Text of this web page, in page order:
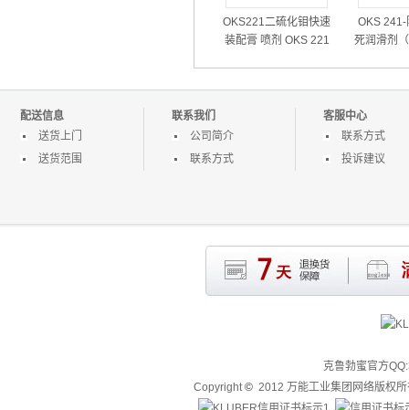
OKS221二硫化钼快速
装配膏 喷剂 OKS 221
OKS 241-
死润滑剂
配送信息
送货上门
送货范围
联系我们
公司简介
联系方式
客服中心
联系方式
投诉建议
克鲁勃蜜官方
Copyright© 2012 万能工业集团网络版权